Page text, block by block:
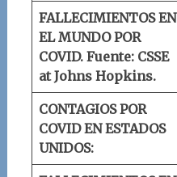
FALLECIMIENTOS EN
EL MUNDO POR
COVID. Fuente: CSSE
at Johns Hopkins.
CONTAGIOS POR
COVID EN ESTADOS
UNIDOS: